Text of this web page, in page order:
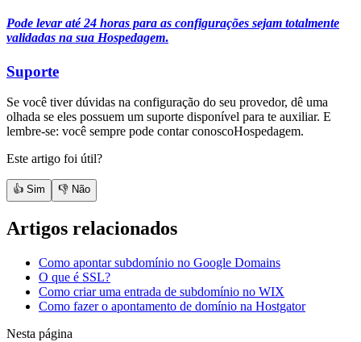
Pode levar até 24 horas para as configurações sejam totalmente
validadas na sua Hospedagem.
Suporte
Se você tiver dúvidas na configuração do seu provedor, dê uma
olhada se eles possuem um suporte disponível para te auxiliar. E
lembre-se: você sempre pode contar conoscoHospedagem.
Este artigo foi útil?
👍 Sim 👎 Não
Artigos relacionados
Como apontar subdomínio no Google Domains
O que é SSL?
Como criar uma entrada de subdomínio no WIX
Como fazer o apontamento de domínio na Hostgator
Nesta página